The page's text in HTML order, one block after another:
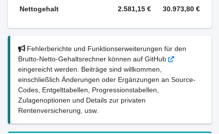
Nettogehalt 2.581,15 € 30.973,80 €
Fehlerberichte und Funktionserweiterungen für den
Brutto-Netto-Gehaltsrechner können auf GitHub
eingereicht werden. Beiträge sind willkommen,
einschließlich Änderungen oder Ergänzungen an Source-
Codes, Entgelttabellen, Progressionstabellen,
Zulagenoptionen und Details zur privaten
Rentenversicherung, usw.